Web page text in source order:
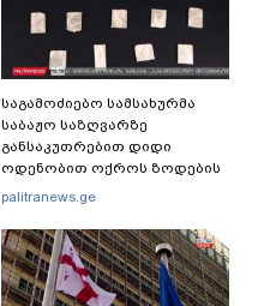
საგამოძიებო სამსახურმა
საბაჟო საზღვარზე
განსაკუთრებით დიდი
ოდენობით ოქროს ზოდების
უკანონოდ გადმოტანის ფაქტზე
ერთი პირი დააკავა
palitranews.ge